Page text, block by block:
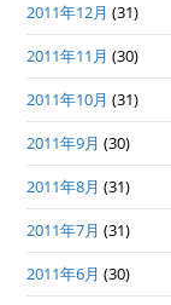
2011年12月 (31)
2011年11月 (30)
2011年10月 (31)
2011年9月 (30)
2011年8月 (31)
2011年7月 (31)
2011年6月 (30)